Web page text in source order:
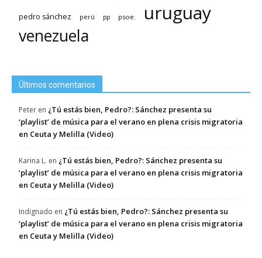
pedro sánchez perú pp psoe. uruguay
venezuela
Últimos comentarios
Peter en ¿Tú estás bien, Pedro?: Sánchez presenta su
‘playlist’ de música para el verano en plena crisis migratoria
en Ceuta y Melilla (Video)
Karina L. en ¿Tú estás bien, Pedro?: Sánchez presenta su
‘playlist’ de música para el verano en plena crisis migratoria
en Ceuta y Melilla (Video)
Indignado en ¿Tú estás bien, Pedro?: Sánchez presenta su
‘playlist’ de música para el verano en plena crisis migratoria
en Ceuta y Melilla (Video)